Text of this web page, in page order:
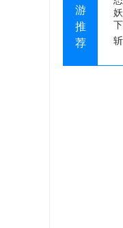
游
推
荐